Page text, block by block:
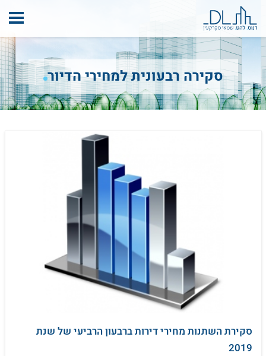
סקירה רבעונית למחירי הדיור
סקירת השתנות מחירי דירות ברבעון הרביעי של שנת
2019